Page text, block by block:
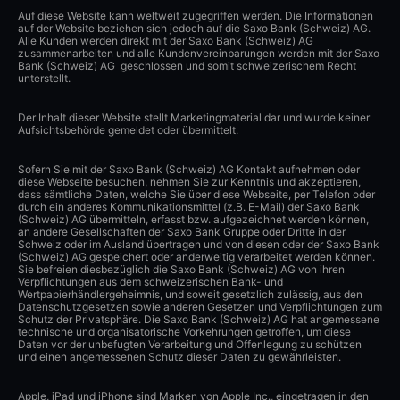
Auf diese Website kann weltweit zugegriffen werden. Die Informationen
auf der Website beziehen sich jedoch auf die Saxo Bank (Schweiz) AG.
Alle Kunden werden direkt mit der Saxo Bank (Schweiz) AG
zusammenarbeiten und alle Kundenvereinbarungen werden mit der Saxo
Bank (Schweiz) AG geschlossen und somit schweizerischem Recht
unterstellt.
Der Inhalt dieser Website stellt Marketingmaterial dar und wurde keiner
Aufsichtsbehörde gemeldet oder übermittelt.
Sofern Sie mit der Saxo Bank (Schweiz) AG Kontakt aufnehmen oder
diese Webseite besuchen, nehmen Sie zur Kenntnis und akzeptieren,
dass sämtliche Daten, welche Sie über diese Webseite, per Telefon oder
durch ein anderes Kommunikationsmittel (z.B. E-Mail) der Saxo Bank
(Schweiz) AG übermitteln, erfasst bzw. aufgezeichnet werden können,
an andere Gesellschaften der Saxo Bank Gruppe oder Dritte in der
Schweiz oder im Ausland übertragen und von diesen oder der Saxo Bank
(Schweiz) AG gespeichert oder anderweitig verarbeitet werden können.
Sie befreien diesbezüglich die Saxo Bank (Schweiz) AG von ihren
Verpflichtungen aus dem schweizerischen Bank- und
Wertpapierhändlergeheimnis, und soweit gesetzlich zulässig, aus den
Datenschutzgesetzen sowie anderen Gesetzen und Verpflichtungen zum
Schutz der Privatsphäre. Die Saxo Bank (Schweiz) AG hat angemessene
technische und organisatorische Vorkehrungen getroffen, um diese
Daten vor der unbefugten Verarbeitung und Offenlegung zu schützen
und einen angemessenen Schutz dieser Daten zu gewährleisten.
Apple, iPad und iPhone sind Marken von Apple Inc., eingetragen in den